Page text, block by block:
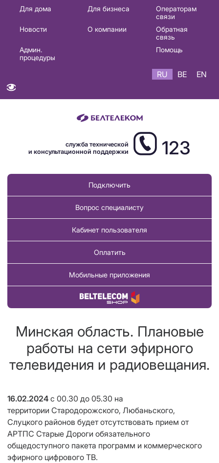
Основная
навигация
Для дома Для бизнеса
Операторам
связи
Новости
О компании
Обратная
связь
Админ.
процедуры
Помощь
RU BE EN
служба технической
и консультационной поддержки
123
Подключить
Вопрос специалисту
Кабинет пользователя
Оплатить
Мобильные приложения
Купить товар
Минская область. Плановые
работы на сети эфирного
телевидения и радиовещания.
16.02.2024 с 00.30 до 05.30 на
территории Стародорожского, Любаньского,
Слуцкого районов будет отсутствовать прием от
АРТПС Старые Дороги обязательного
общедоступного пакета программ и коммерческого
эфирного цифрового ТВ.